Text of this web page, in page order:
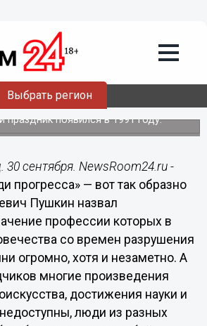
Выбрать регион
Международный день
появился в 1991 году.
сентября. NewsRoom24.ru -
прогресса» — вот так образно
Пушкин назвал
профессии которых в
со времен разрушения
огромно, хотя и незаметно. А
многие произведения
достижения науки и
люди из разных